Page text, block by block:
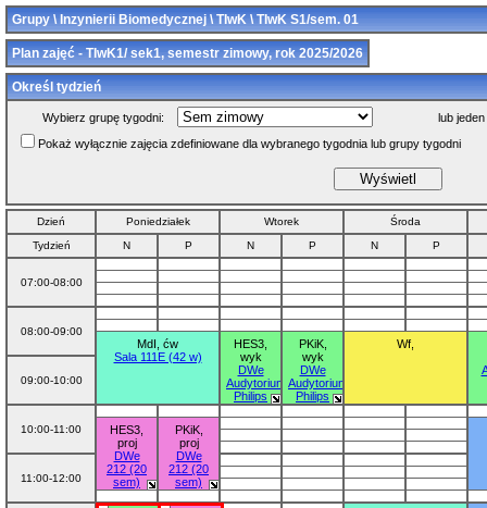
Grupy \ Inzynierii Biomedycznej \ TIwK \ TIwK S1/sem. 01
Plan zajęć - TIwK1/ sek1, semestr zimowy, rok 2025/2026
Określ tydzień
Wybierz grupę tygodni:
lub
Pokaż wyłącznie zajęcia zdefiniowane dla wybranego tygodnia lub grupy tygodni
Dzień Poniedziałek Wtorek
Środa
Tydzień
N P N P N P
07:00-08:00
08:00-09:00
09:00-10:00
10:00-11:00
11:00-12:00
Wf,
HES3,
wyk
DWe
Audytorium
Philips
MdI, ćw
Sala 111E (42 w)
PKiK,
wyk
DWe
Audytorium
Philips
HES3,
proj
DWe
212 (20
sem)
PKiK,
proj
DWe
212 (20
sem)